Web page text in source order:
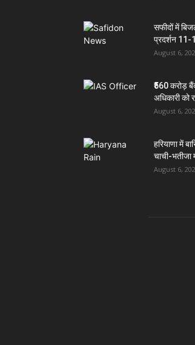
सफीदों में
प्रदर्शन
August 6,
₹560 करोड़
अधिकारी को
August 6,
हरियाणा में
चाची-
August 6,